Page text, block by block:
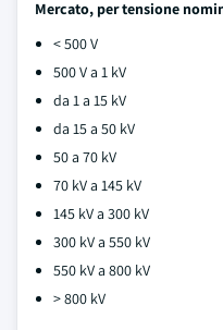
Mercato, per tensione
< 500 V
500 V a 1 kV
da 1 a 15 kV
da 15 a 50 kV
50 a 70 kV
70 kV a 145 kV
145 kV a 300 kV
300 kV a 550 kV
550 kV a 800 kV
> 800 kV